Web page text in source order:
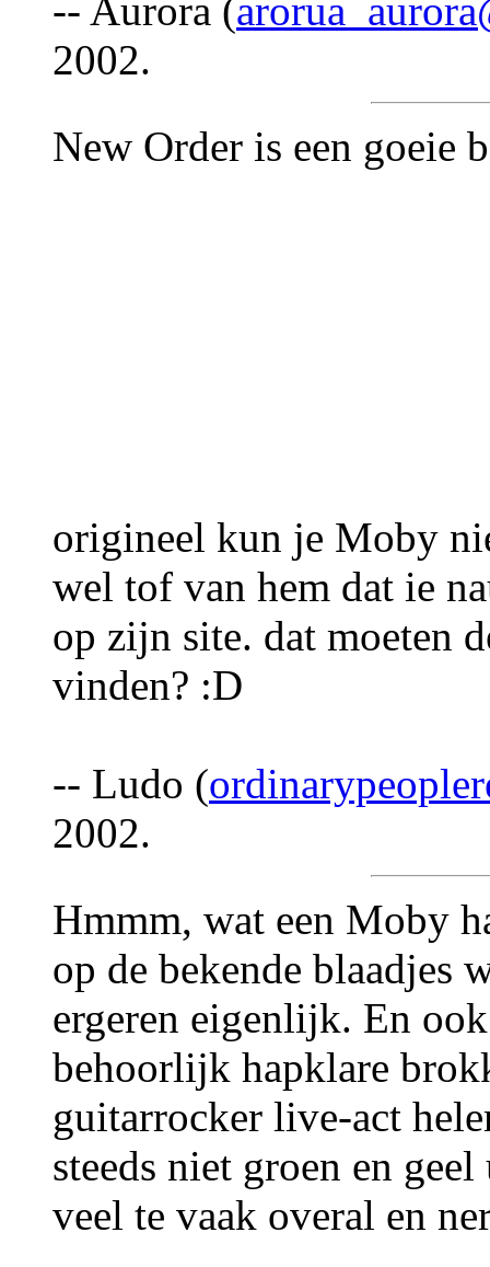
-- Aurora (
2002.
New Order is een goeie
origineel kun je Moby
wel tof van hem dat ie
op zijn site. dat moeten
vinden? :D
-- Ludo (
2002.
Hmmm, wat een Moby
op de bekende blaadjes
ergeren eigenlijk. En
behoorlijk hapklare
guitarrocker live-act
steeds niet groen en
veel te vaak overal en